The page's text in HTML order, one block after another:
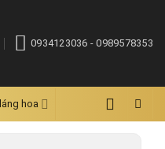
0934123036 - 0989578353
hoa